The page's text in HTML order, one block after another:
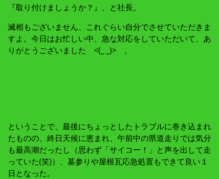
『取り付けましょうか？』、と社長。
滅相もございません、これぐらい自分でさせていただきま
すよ。今日はお忙しい中、急な対応をしていただいて、あ
りがとうございました <(_ _)> 。
ということで、最後にちょっとしたトラブルに巻き込まれ
たものの、終日天候に恵まれ、午前中の県道走りでは気分
も最高潮だったし（思わず「サイコー！」と声を出して走
っていた(笑)）、墓参りや屋根瓦応急処置もできて良い１
日となった。